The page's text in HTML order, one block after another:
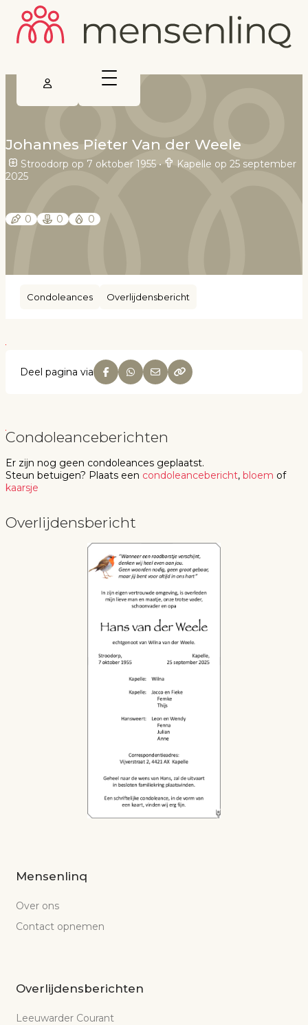
Johannes Pieter Van der Weele
Stroodorp op 7 oktober 1955 •
Kapelle op 25 september
2025
0 0 0
Condoleances Overlijdensbericht
Deel pagina via
Condoleanceberichten
Er zijn nog geen condoleances geplaatst.
Steun betuigen? Plaats een condoleancebericht, bloem of
kaarsje
Overlijdensbericht
Mensenlinq
Over ons
Contact opnemen
Overlijdensberichten
Leeuwarder Courant